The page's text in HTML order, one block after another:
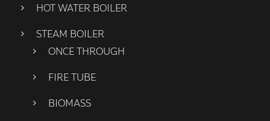
HOT WATER BOILER
STEAM BOILER
ONCE THROUGH
FIRE TUBE
BIOMASS